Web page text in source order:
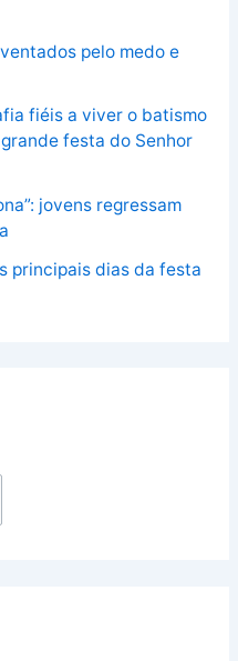
pelo medo e
fiéis a viver o batismo
festa do Senhor
jovens regressam
principais dias da festa